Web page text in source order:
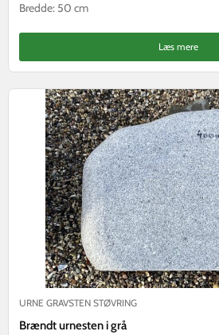
Bredde: 50 cm
Læs mere
URNE GRAVSTEN STØVRING
Brændt urnesten i grå